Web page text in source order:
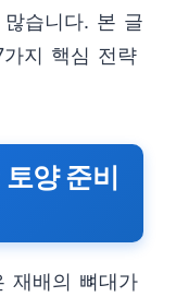
습니다. 본 글
지 핵심 전략
양 준비
재배의 뼈대가